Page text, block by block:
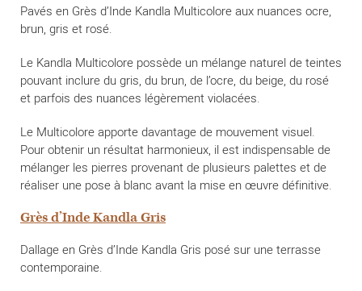
Pavés en Grès d’Inde Kandla Multicolore aux nuances ocre,
brun, gris et rosé.
Le Kandla Multicolore possède un mélange naturel de teintes
pouvant inclure du gris, du brun, de l’ocre, du beige, du rosé
et parfois des nuances légèrement violacées.
Le Multicolore apporte davantage de mouvement visuel.
Pour obtenir un résultat harmonieux, il est indispensable de
mélanger les pierres provenant de plusieurs palettes et de
réaliser une pose à blanc avant la mise en œuvre définitive.
Grès d’Inde Kandla Gris
Dallage en Grès d’Inde Kandla Gris posé sur une terrasse
contemporaine.